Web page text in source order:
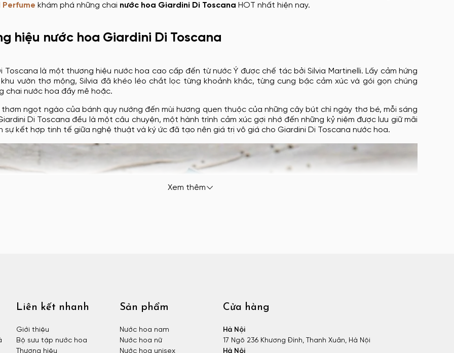
Perfume khám phá những chai nước hoa Giardini Di Toscana HOT nhất hiện nay.
hiệu nước hoa Giardini Di Toscana
Toscana là một thương hiệu nước hoa cao cấp đến từ nước Ý được chế tác bởi Silvia Martinelli. Lấy cảm hứng
vườn thơ mộng, Silvia đã khéo léo chắt lọc từng khoảnh khắc, từng cung bậc cảm xúc và gói gọn chúng
chai nước hoa đầy mê hoặc.
thơm ngọt ngào của bánh quy nướng đến mùi hương quen thuộc của những cây bút chì ngày thơ bé, mỗi sáng
Di Toscana đều là một câu chuyện, một hành trình cảm xúc gợi nhớ đến những kỷ niệm được lưu giữ mãi
sự kết hợp tinh tế giữa nghệ thuật và ký ức đã tạo nên giá trị vô giá cho Giardini Di Toscana nước hoa.
Xem thêm
Liên kết nhanh
Giới thiệu
Bộ sưu tập nước hoa
Thương hiệu
Sản phẩm
Nước hoa nam
Nước hoa nữ
Nước hoa unisex
Cửa hàng
Hà Nội
17 Ngõ 236 Khương Đình, Thanh Xuân, Hà Nội
Hà Nội